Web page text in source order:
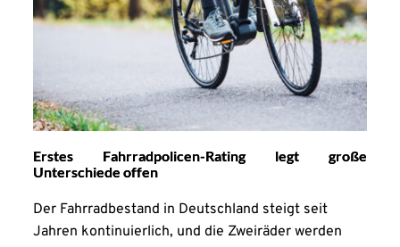
Erstes Fahrradpolicen-Rating legt große
Unterschiede offen
Der Fahrradbestand in Deutschland steigt seit
Jahren kontinuierlich, und die Zweiräder werden